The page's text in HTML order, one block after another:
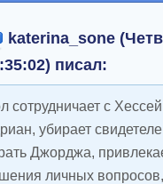
katerina_sone
писал:
сотрудничает с
убирает
Джорджа,
личных